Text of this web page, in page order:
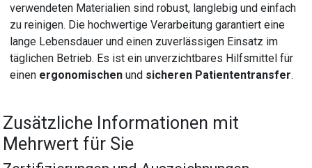
verwendeten Materialien sind robust, langlebig und einfach
zu reinigen. Die hochwertige Verarbeitung garantiert eine
lange Lebensdauer und einen zuverlässigen Einsatz im
täglichen Betrieb. Es ist ein unverzichtbares Hilfsmittel für
einen ergonomischen und sicheren Patiententransfer.
Zusätzliche Informationen mit
Mehrwert für Sie